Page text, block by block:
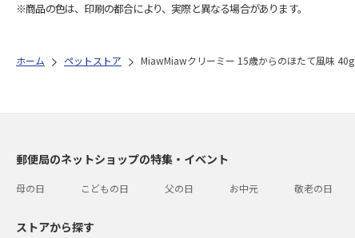
※商品の色は、印刷の都合により、実際と異なる場合があります。
ホーム ペットストア MiawMiawクリーミー 15歳からのほたて風味 40g
郵便局のネットショップの特集・イベント
母の日 こどもの日 父の日 お中元 敬老の日
ストアから探す